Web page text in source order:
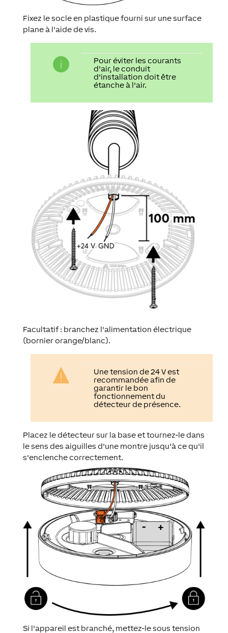
Fixez le socle en plastique fourni sur une surface
plane à l'aide de vis.
Pour éviter les courants
d'air, le conduit
d'installation doit être
étanche à l'air.
Facultatif : branchez l'alimentation électrique
(bornier orange/blanc).
Une tension de 24 V est
recommandéeafin de
garantir le bon
fonctionnement du
détecteur de présence.
Placez le détecteur sur la base et tournez-le dans
le sens des aiguilles d'une montre jusqu'à ce qu'il
s'enclenche correctement.
Si l'appareil est branché, mettez-le sous tension